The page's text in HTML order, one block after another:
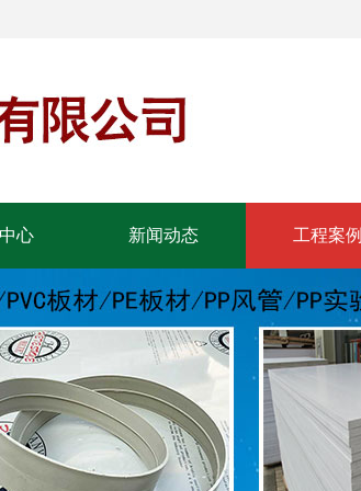
心 新闻动态 工程案例